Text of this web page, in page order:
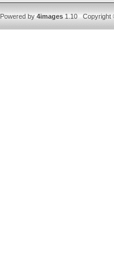
Powered by4images1.10 Copyright